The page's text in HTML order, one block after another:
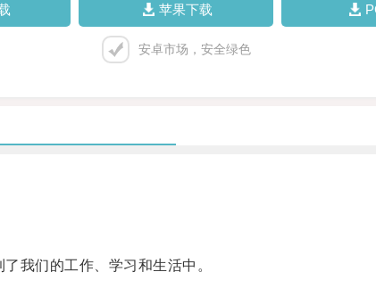
苹果下载
安卓市场，安全绿色
我们的工作、学习和生活中。